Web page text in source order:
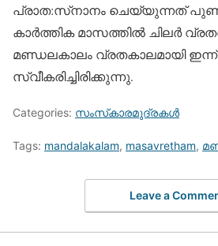
പ്രാത:സ്‌നാനം ചെയ്യുന്നത്
കാര്‍ത്തിക മാസത്തില്‍ ചിലര്‍
മണ്ഡലകാലം വ്രതകാലമായി
സ്വീകരിച്ചിരിക്കുന്നു.
Categories: സംസ്‌കാരമുദ്രകള്‍
Tags: mandalakalam, masavretham,
Leave a